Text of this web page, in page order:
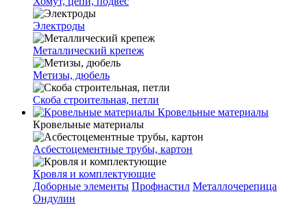
Электроды
Металлический крепеж
Метизы, дюбель
Скоба строительная, петли
Кровельные материалы
Кровельные материалы
Асбестоцементные трубы, картон
Кровля и комплектующие
Доборные элементы Профнастил Металлочерепица
Ондулин